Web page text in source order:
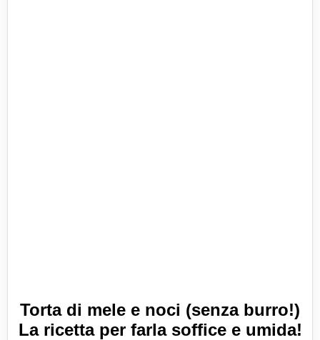
Torta di mele e noci (senza burro!)
La ricetta per farla soffice e umida!